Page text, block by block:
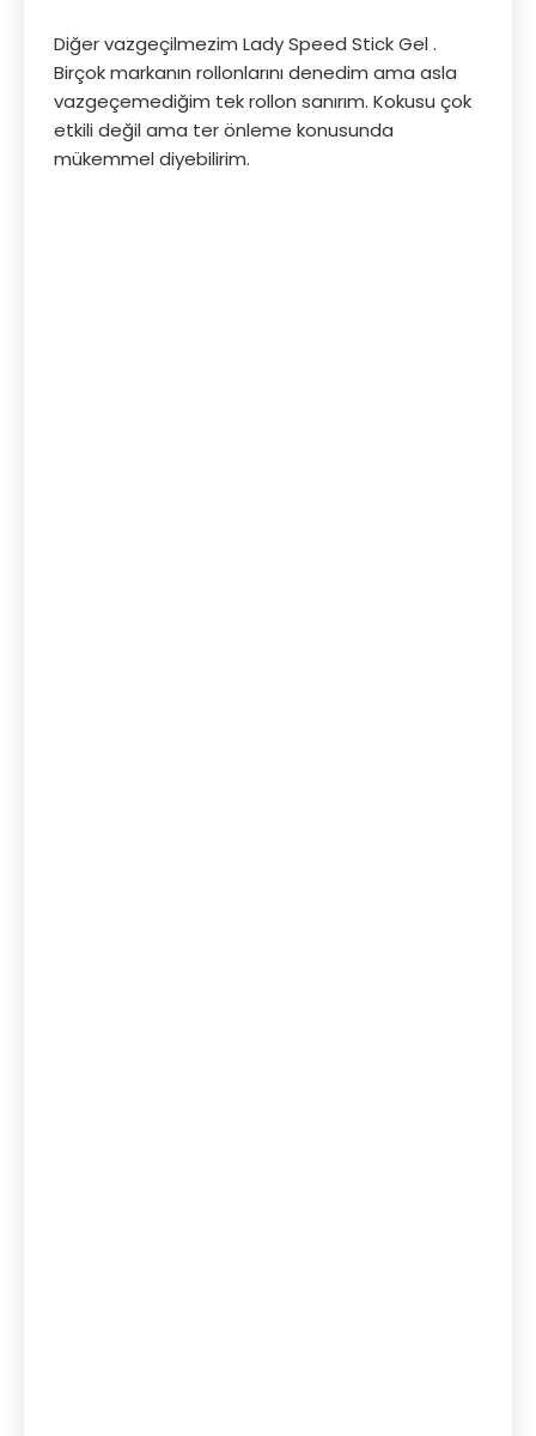
Diğer vazgeçilmezim Lady Speed Stick Gel .
Birçok markanın rollonlarını denedim ama asla
vazgeçemediğim tek rollon sanırım. Kokusu çok
etkili değil ama ter önleme konusunda
mükemmel diyebilirim.